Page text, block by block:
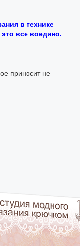
в технике
все воедино.
приносит не